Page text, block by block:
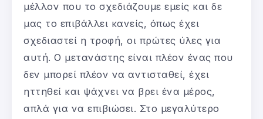
μέλλον που το σχεδιάζουμε εμείς και δε
μας το επιβάλλει κανείς, όπως έχει
σχεδιαστεί η τροφή, οι πρώτες ύλες για
αυτή. Ο μετανάστης είναι πλέον ένας που
δεν μπορεί πλέον να αντισταθεί, έχει
ηττηθεί και ψάχνει να βρει ένα μέρος,
απλά για να επιβιώσει. Στο μεγαλύτερο